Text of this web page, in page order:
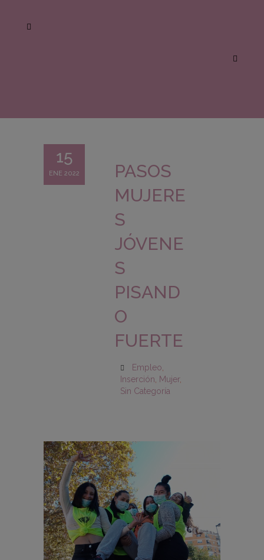
15
ENE 2022
PASOS
MUJERE
S
JÓVENE
S
PISAND
O
FUERTE
Empleo
Inserción
Mujer,
Sin Categoría